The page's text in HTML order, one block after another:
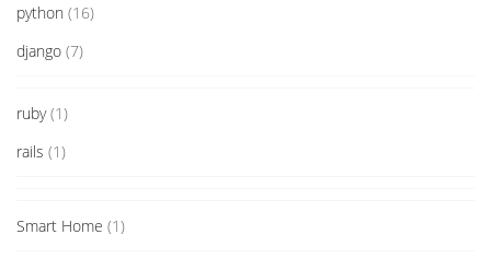
python (16)
django (7)
ruby(1)
rails (1)
Smart Home (1)